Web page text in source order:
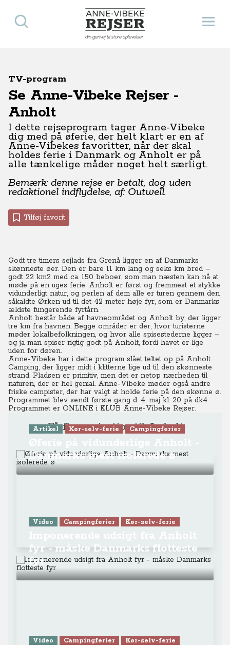
Anne-Vibeke Rejser
din genvej til store oplevelser
Åbn
Søg
TV-program
Se Anne-Vibeke Rejser -
Anholt
I dette rejseprogram tager Anne-Vibeke
dig med på øferie, der helt klart er en af
Anne-Vibekes favoritter, når der skal
holdes ferie i Danmark og Anholt er på
alle tænkelige måder noget helt særligt.
Bemærk: denne rejse er betalt, dog uden
redaktionel indflydelse, af: Outwell.
Tilføj favorit
Godt tre timers sejlads fra Grenå ligger en af Danmarks
skønneste øer. Den er bare 11 km lang og seks km bred –
godt 22 km2 med ca. 150 beboer, som man næsten kan nå at
møde på en uges ferie. Anholt er først og fremmest et stykke
vidunderligt natur, og perlen af dem alle er turen gennem den
såkaldte Ørken ud til det 42 meter høje fyr, som er Danmarks
ældste fungerende fyrtårn.
Anholt består både af havneområdet og Anholt by, der ligger
tre km fra havnen. Begge områder er der, hvor turisterne
møder lokalbefolkningen, og hvor alle spisestederne ligger –
og ja man spiser rigtig godt på Anholt, fordi havet er lige
uden for døren.
Anne-Vibeke har i dette program slået teltet op på Anholt
Camping, der ligger midt i klitterne lige ud til den skønneste
strand. Pladsen er primitiv, men det er netop nærheden til
naturen, der er hel genial. Anne-Vibeke møder også andre
friske campister, der har valgt at holde ferie på den skønne ø.
Programmet blev sendt første gang d. 4. maj kl. 20 på dk4.
Programmet er ONLINEi KLUB Anne-Vibeke Rejser.
Få flere rejsetips til Anholt
Artikel Kør-selv-ferie Campingferier
Danmarks mest isolerede ø
Video Campingferier Kør-selv-ferie
fyr - måske Danmarks flotteste
fyr
Video Campingferier Kør-selv-ferie